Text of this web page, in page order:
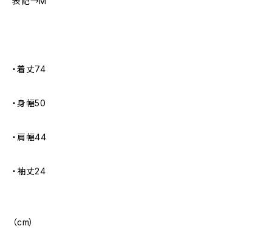
・着丈74
・身幅50
・肩幅44
・袖丈24
（cm）